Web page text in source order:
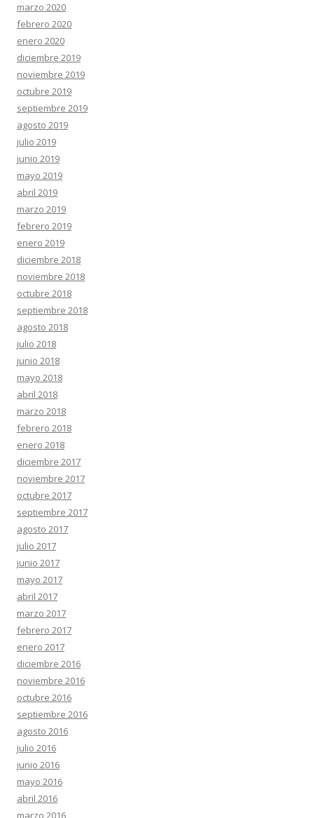
marzo 2020
febrero 2020
enero 2020
diciembre 2019
noviembre 2019
octubre 2019
septiembre 2019
agosto 2019
julio 2019
junio 2019
mayo 2019
abril 2019
marzo 2019
febrero 2019
enero 2019
diciembre 2018
noviembre 2018
octubre 2018
septiembre 2018
agosto 2018
julio 2018
junio 2018
mayo 2018
abril 2018
marzo 2018
febrero 2018
enero 2018
diciembre 2017
noviembre 2017
octubre 2017
septiembre 2017
agosto 2017
julio 2017
junio 2017
mayo 2017
abril 2017
marzo 2017
febrero 2017
enero 2017
diciembre 2016
noviembre 2016
octubre 2016
septiembre 2016
agosto 2016
julio 2016
junio 2016
mayo 2016
abril 2016
marzo 2016